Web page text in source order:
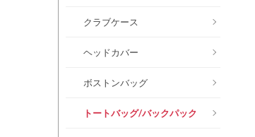
クラブケース
ヘッドカバー
ボストンバッグ
トートバッグ/バックパック